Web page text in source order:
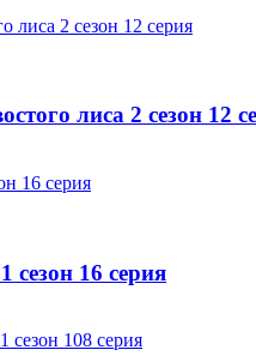
лиса 2 сезон 12
сезон 16 серия